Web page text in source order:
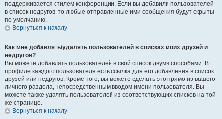
поддерживается стилем конференции. Если вы добавили пользователей
в список недругов, то любые отправленные ими сообщения будут скрыты
по умолчанию.
Вернуться к началу
Как мне добавлять/удалять пользователей в списках моих друзей и
недругов?
Вы можете добавлять пользователей в свой список двумя способами. В
профиле каждого пользователя есть ссылка для его добавления в список
друзей или недругов. Кроме того, вы можете сделать это прямо из вашего
личного раздела, непосредственным вводом имени пользователя. Вы
можете также удалять пользователей из соответствующих списков на той
же странице.
Вернуться к началу